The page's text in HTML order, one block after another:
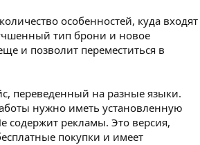
особенностей, куда входят
тип брони и новое
и позволит переместиться в
переведенный на разные языки.
нужно иметь установленную
содержит рекламы. Это версия,
покупки и имеет